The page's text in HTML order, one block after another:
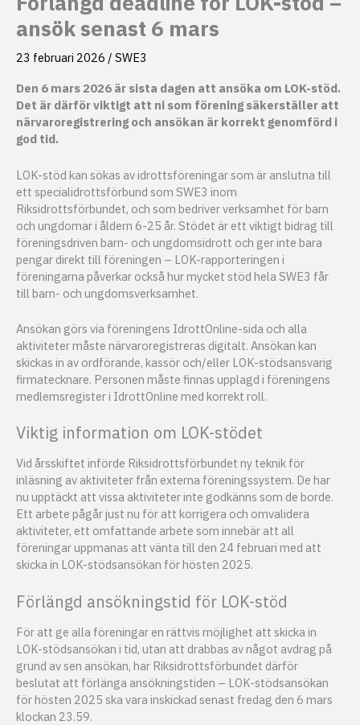
ansök senast 6 mars
23 februari 2026 / SWE3
Den 6 mars 2026 är sista dagen att ansöka om LOK-stöd.
Det är därför viktigt att ni som förening säkerställer att
närvaroregistrering och ansökan är korrekt genomförd i
god tid.
LOK-stöd kan sökas av idrottsföreningar som är anslutna till
ett specialidrottsförbund som SWE3 inom
Riksidrottsförbundet, och som bedriver verksamhet för barn
och ungdomar i åldern 6-25 år. Stödet är ett viktigt bidrag till
föreningsdriven barn- och ungdomsidrott och ger inte bara
pengar direkt till föreningen – LOK-rapporteringen i
föreningarna påverkar också hur mycket stöd hela SWE3 får
till barn- och ungdomsverksamhet.
Ansökan görs via föreningens IdrottOnline-sida och alla
aktiviteter måste närvaroregistreras digitalt. Ansökan kan
skickas in av ordförande, kassör och/eller LOK-stödsansvarig
firmatecknare. Personen måste finnas upplagd i föreningens
medlemsregister i IdrottOnline med korrekt roll.
Viktig information om LOK-stödet
Vid årsskiftet införde Riksidrottsförbundet ny teknik för
inläsning av aktiviteter från externa föreningssystem. De har
nu upptäckt att vissa aktiviteter inte godkänns som de borde.
Ett arbete pågår just nu för att korrigera och omvalidera
aktiviteter, ett omfattande arbete som innebär att all
föreningar uppmanas att vänta till den 24 februari med att
skicka in LOK-stödsansökan för hösten 2025.
Förlängd ansökningstid för LOK-stöd
För att ge alla föreningar en rättvis möjlighet att skicka in
LOK-stödsansökan i tid, utan att drabbas av något avdrag på
grund av sen ansökan, har Riksidrottsförbundet därför
beslutat att förlänga ansökningstiden – LOK-stödsansökan
för hösten 2025 ska vara inskickad senast fredag den 6 mars
klockan 23.59.